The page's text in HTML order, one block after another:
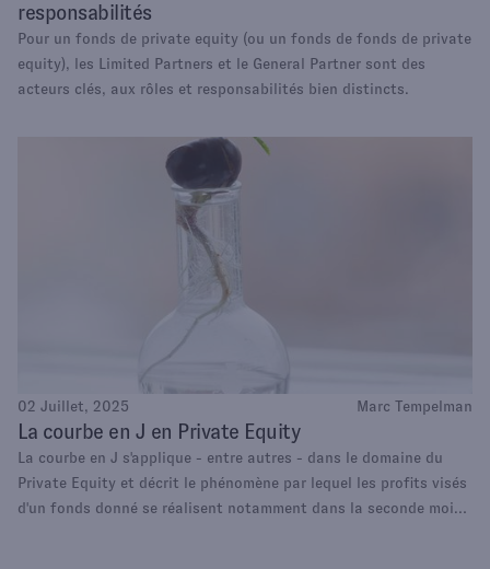
responsabilités
Pour un fonds de private equity (ou un fonds de fonds de private
equity), les Limited Partners et le General Partner sont des
acteurs clés, aux rôles et responsabilités bien distincts.
02 Juillet, 2025 Marc Tempelman
La courbe en J en Private Equity
La courbe en J s'applique - entre autres - dans le domaine du
Private Equity et décrit le phénomène par lequel les profits visés
d'un fonds donné se réalisent notamment dans la seconde moitié